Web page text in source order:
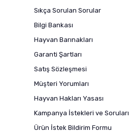
Sıkça Sorulan Sorular
Bilgi Bankası
Hayvan Barınakları
Garanti Şartları
Satış Sözleşmesi
Müşteri Yorumları
Hayvan Hakları Yasası
Kampanya İstekleri ve Soruları
Ürün İstek Bildirim Formu